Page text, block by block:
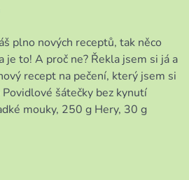
plno nových receptů, tak něco
je to! A proč ne? Řekla jsem si já a
recept na pečení, který jsem si
šátečky bez kynutí
mouky, 250 g Hery, 30 g